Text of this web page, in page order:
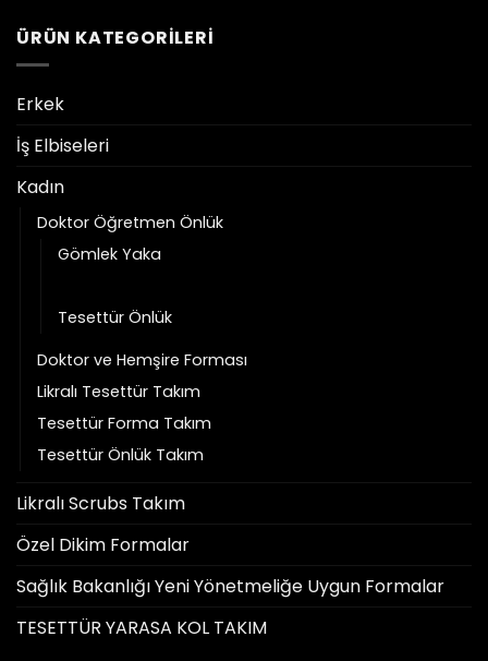
ÜRÜN KATEGORILERI
Erkek
İş Elbiseleri
Kadın
Doktor Öğretmen Önlük
Gömlek Yaka
Tesettür Önlük
Doktor ve Hemşire Forması
Likralı Tesettür Takım
Tesettür Forma Takım
Tesettür Önlük Takım
Likralı Scrubs Takım
Özel Dikim Formalar
Sağlık Bakanlığı Yeni Yönetmeliğe Uygun Formalar
TESETTÜR YARASA KOL TAKIM